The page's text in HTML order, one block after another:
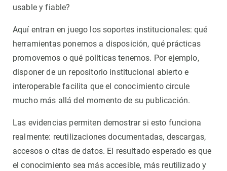
usable y fiable?
Aquí entran en juego los soportes institucionales: qué
herramientas ponemos a disposición, qué prácticas
promovemos o qué políticas tenemos. Por ejemplo,
disponer de un repositorio institucional abierto e
interoperable facilita que el conocimiento circule
mucho más allá del momento de su publicación.
Las evidencias permiten demostrar si esto funciona
realmente: reutilizaciones documentadas, descargas,
accesos o citas de datos. El resultado esperado es que
el conocimiento sea más accesible, más reutilizado y